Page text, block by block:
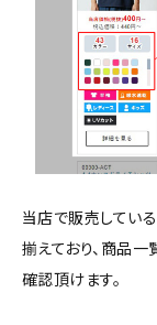
当店で販売してい
揃えており、商品
確認頂けます。